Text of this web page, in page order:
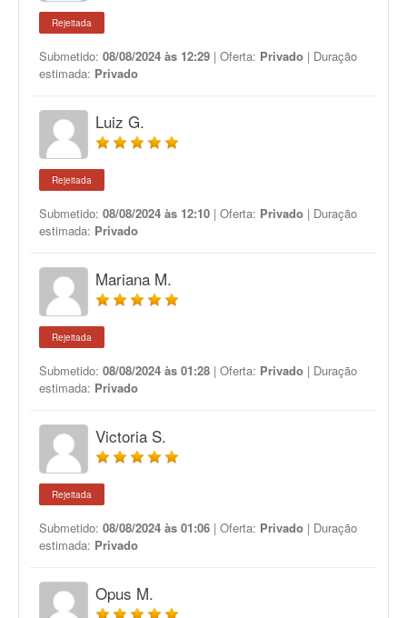
Rejeitada
Submetido: 08/08/2024 às 12:29 | Oferta: Privado | Duração
estimada: Privado
Luiz G.
Rejeitada
Submetido: 08/08/2024 às 12:10 | Oferta: Privado | Duração
estimada: Privado
Mariana M.
Rejeitada
Submetido: 08/08/2024 às 01:28 | Oferta: Privado | Duração
estimada: Privado
Victoria S.
Rejeitada
Submetido: 08/08/2024 às 01:06 | Oferta: Privado | Duração
estimada: Privado
Opus M.